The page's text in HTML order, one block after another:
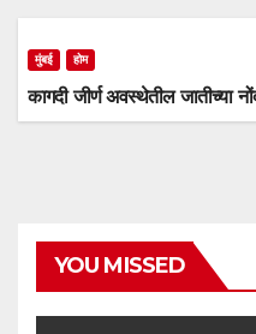
मुंबई होम
कागदी जीर्ण अवस्थेतील जातीच्या
YOU MISSED